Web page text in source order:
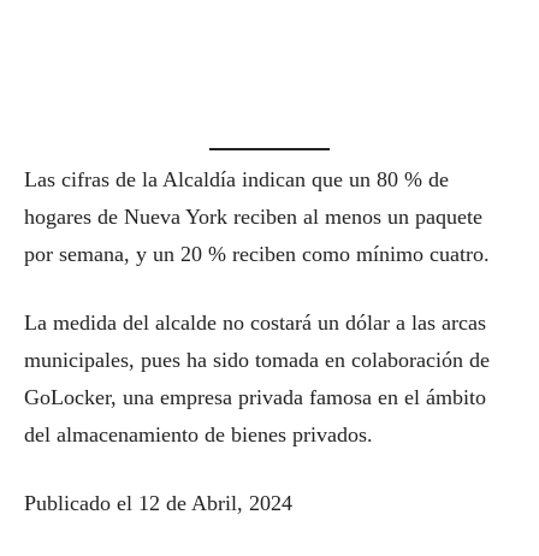
Las cifras de la Alcaldía indican que un 80 % de
hogares de Nueva York reciben al menos un paquete
por semana, y un 20 % reciben como mínimo cuatro.
La medida del alcalde no costará un dólar a las arcas
municipales, pues ha sido tomada en colaboración de
GoLocker, una empresa privada famosa en el ámbito
del almacenamiento de bienes privados.
Publicado el 12 de Abril, 2024